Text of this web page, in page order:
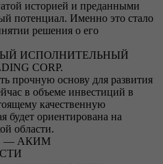
историей и преданными
потенциал. Именно это стало
решения о его
ИСПОЛНИТЕЛЬНЫЙ
CORP.
прочную основу для развития
в объеме инвестиций в
качественную
будет ориентирована на
области.
— АКИМ